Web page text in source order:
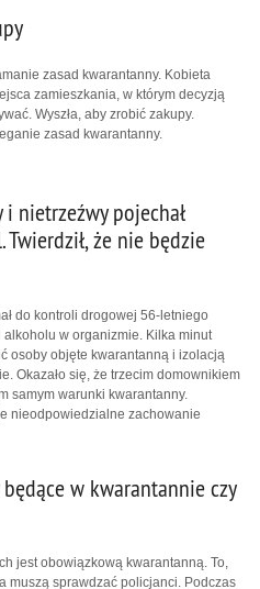
zasad kwarantanny. Kobieta
zamieszkania, w którym decyzją
Wyszła, aby zrobić zakupy.
zasad kwarantanny.
nietrzeźwy pojechał
że nie będzie
do kontroli drogowej 56-letniego
alkoholu w organizmie. Kilka minut
osoby objęte kwarantanną i izolacją
Okazało się, że trzecim domownikiem
samym warunki kwarantanny.
nieodpowiedzialne zachowanie
w kwarantannie czy
jest obowiązkową kwarantanną. To,
muszą sprawdzać policjanci. Podczas